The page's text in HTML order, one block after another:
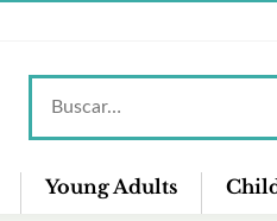
Young Adults